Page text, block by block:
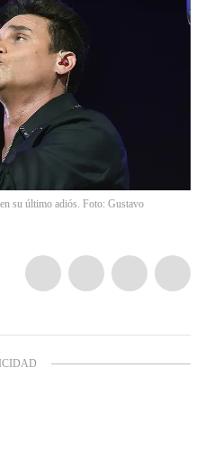
su último adiós. Foto: Gustavo